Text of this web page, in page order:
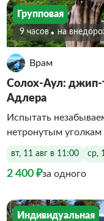
Групповая
9 часов На
Врам
Солох-Аул: джип-
Адлера
Испытать
нетронутым
вт, 11 авг в 11:00 ср,
2 400 ₽за одного
Индивидуальная